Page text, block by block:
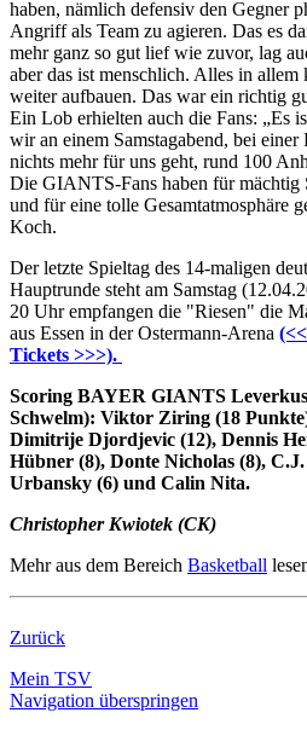
haben, nämlich defensiv den Gegner
Angriff als Team zu agieren. Das es
mehr ganz so gut lief wie zuvor, lag
aber das ist menschlich. Alles in
weiter aufbauen. Das war ein richtig
Ein Lob erhielten auch die Fans: „Es
wir an einem Samstagabend, bei
nichts mehr für uns geht, rund 100
Die GIANTS-Fans haben für mächtig
und für eine tolle Gesamtatmosphäre
Koch.
Der letzte Spieltag des 14-maligen
Hauptrunde steht am Samstag
20 Uhr empfangen die "Riesen" die
aus Essen in der Ostermann-Arena
Tickets >>>).
Scoring BAYER GIANTS
Schwelm): Viktor Ziring (18
Dimitrije Djordjevic (12), Dennis
Hübner (8), Donte Nicholas (8),
Urbansky (6) und Calin Nita.
Christopher Kwiotek (CK)
Mehr aus dem Bereich Basketball
Zurück
Mein TSV
Navigation überspringen